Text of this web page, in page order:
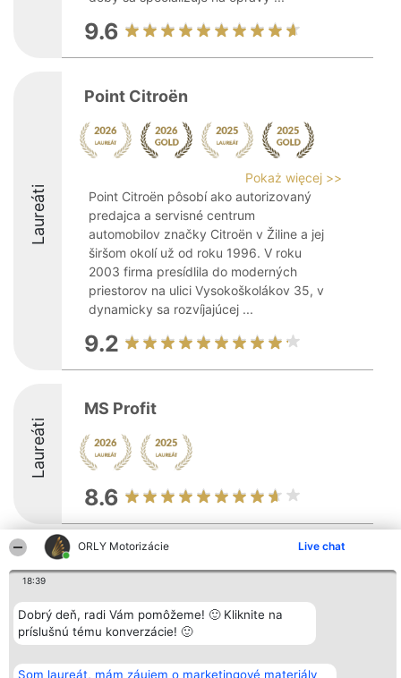
ORLY Motorizácie Live chat
18:39
Dobrý deň, radi Vám pomôžeme! 🙂 Kliknite na
príslušnú tému konverzácie! 🙂
Som laureát, mám záujem o marketingové materiály
9.6
Laureáti
Point Citroën
Pokaż więcej >>
Point Citroën pôsobí ako autorizovaný
predajca a servisné centrum
automobilov značky Citroën v Žiline a jej
širšom okolí už od roku 1996. V roku
2003 firma presídlila do moderných
priestorov na ulici Vysokoškolákov 35, v
dynamicky sa rozvíjajúcej ...
9.2
Laureáti
MS Profit
8.6
Organizátor hodnotenia
Bright Side Solutions sp. z o.
o. sp. k.
Wrocław 50-079
KRS 0000749100 | Regon
381313360 | NIP 8943132676
Laureáti
Laureatów
Podmienky
Obchodné
Zásady
Kontakt